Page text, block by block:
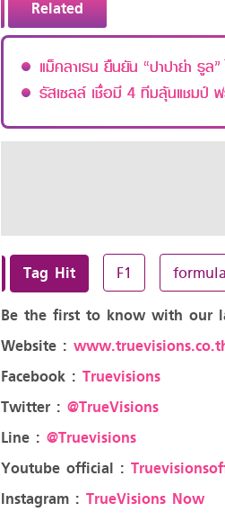
Related
แม็คลาเรน ยืนยัน “ปาปาย่า รูล
รัสเซลล์ เชื่อมี 4 ทีมลุ้นแชมป์
Tag Hit F1
Be the first to know with our
Website :
Facebook : Truevisions
Twitter : @TrueVisions
Line : @Truevisions
Youtube official :
Instagram : TrueVisions Now